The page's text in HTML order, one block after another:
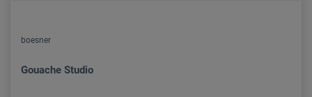
boesner
Gouache Studio